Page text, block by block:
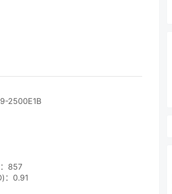
2500E1B
857
：0.91